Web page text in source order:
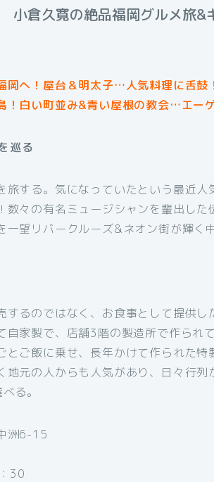
倉久寛の絶品福岡グルメ旅&
岡へ！屋台＆明太子…人気料理に舌鼓
！白い町並み&青い屋根の教会…エー
巡る
旅する。気になっていたという最近人
数々の有名ミュージシャンを輩出し
一望リバークルーズ&ネオン街が輝く
するのではなく、お食事として提供し
自家製で、店舗3階の製造所で作られ
とご飯に乗せ、長年かけて作られた特
地元の人からも人気があり、日々行列
る。
洲6-15
30